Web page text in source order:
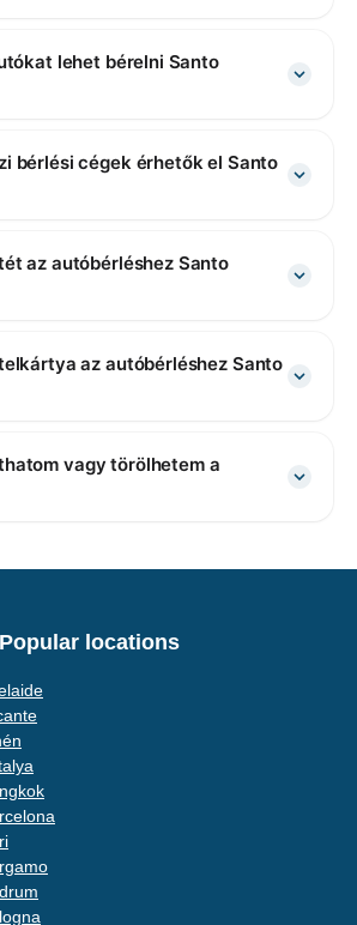
lehet bérelni Santo
bérlési cégek érhetők el Santo
az autóbérléshez Santo
az autóbérléshez Santo
vagy törölhetem a
Popular locations